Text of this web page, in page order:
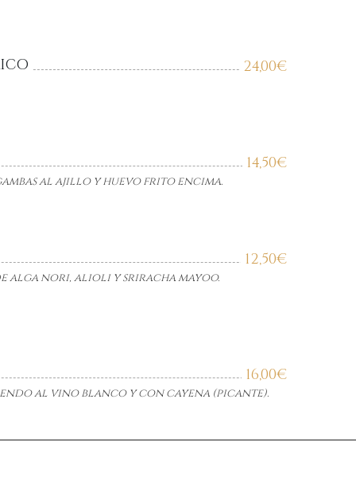
24,00€
14,50€
al ajillo y huevo frito encima.
12,50€
alga nori, alioli y sriracha mayoo.
16,00€
al vino blanco y con cayena (picante).